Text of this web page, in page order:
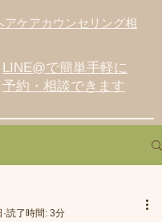
ケアカウンセリング相
LINE@で簡単手軽に
予約・相談できます
読了時間: 3分